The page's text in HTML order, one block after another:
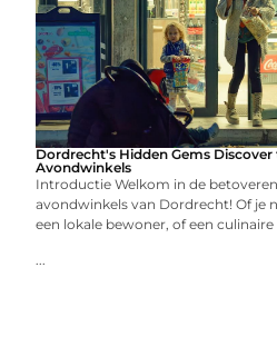
Dordrecht's Hidden Gems
Avondwinkels
Introductie Welkom in de
avondwinkels van Dordrecht! Of je
een lokale bewoner, of een
...